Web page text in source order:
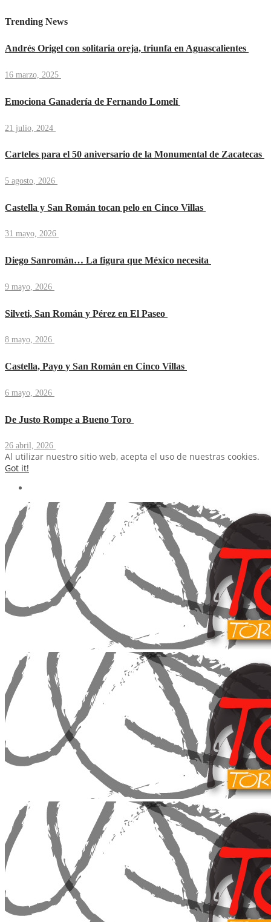
Trending News
Andrés Origel con solitaria oreja, triunfa en Aguascalientes
16 marzo, 2025
Emociona Ganadería de Fernando Lomelí
21 julio, 2024
Carteles para el 50 aniversario de la Monumental de Zacatecas
5 agosto, 2026
Castella y San Román tocan pelo en Cinco Villas
31 mayo, 2026
Diego Sanromán… La figura que México necesita
9 mayo, 2026
Silveti, San Román y Pérez en El Paseo
8 mayo, 2026
Castella, Payo y San Román en Cinco Villas
6 mayo, 2026
De Justo Rompe a Bueno Toro
26 abril, 2026
Al utilizar nuestro sitio web, acepta el uso de nuestras cookies.
Got it!